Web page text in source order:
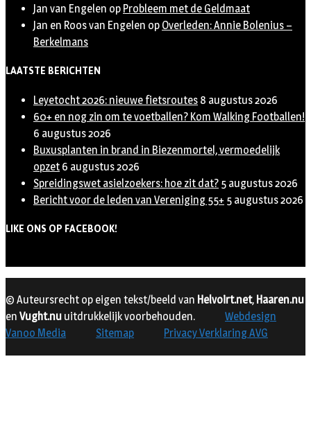
Jan van Engelen op Probleem met de Geldmaat
Jan en Roos van Engelen op Overleden: Annie Bolenius –
Berkelmans
LAATSTE BERICHTEN
Leyetocht 2026: nieuwe fietsroutes 8 augustus 2026
60+ en nog zin om te voetballen? Kom Walking Footballen!
6 augustus 2026
Buxusplanten in brand in Biezenmortel, vermoedelijk
opzet 6 augustus 2026
Spreidingswet asielzoekers: hoe zit dat? 5 augustus 2026
Bericht voor de leden van Vereniging 55+ 5 augustus 2026
LIKE ONS OP FACEBOOK!
© Auteursrecht op eigen tekst/beeld van Helvoirt.net, Haaren.nu
en Vught.nu uitdrukkelijk voorbehouden.
Webdesign
Vanoo Media
Sitemap Privacy Verklaring AVG